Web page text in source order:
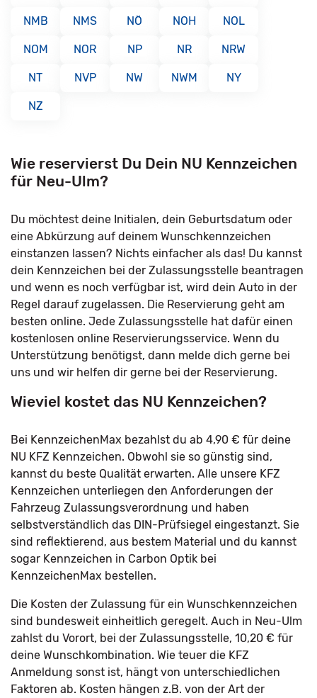
NMB NMS NÖ NOH NOL
NOM NOR NP NR NRW
NT NVP NW NWM NY
NZ
Wie reservierst Du Dein NU Kennzeichen
für Neu-Ulm?
Du möchtest deine Initialen, dein Geburtsdatum oder
eine Abkürzung auf deinem Wunschkennzeichen
einstanzen lassen? Nichts einfacher als das! Du kannst
dein Kennzeichen bei der Zulassungsstelle beantragen
und wenn es noch verfügbar ist, wird dein Auto in der
Regel darauf zugelassen. Die Reservierung geht am
besten online. Jede Zulassungsstelle hat dafür einen
kostenlosen online Reservierungsservice. Wenn du
Unterstützung benötigst, dann melde dich gerne bei
uns und wir helfen dir gerne bei der Reservierung.
Wieviel kostet das NU Kennzeichen?
Bei KennzeichenMax bezahlst du ab 4,90 € für deine
NU KFZ Kennzeichen. Obwohl sie so günstig sind,
kannst du beste Qualität erwarten. Alle unsere KFZ
Kennzeichen unterliegen den Anforderungen der
Fahrzeug Zulassungsverordnung und haben
selbstverständlich das DIN-Prüfsiegel eingestanzt. Sie
sind reflektierend, aus bestem Material und du kannst
sogar Kennzeichen in Carbon Optik bei
KennzeichenMax bestellen.
Die Kosten der Zulassung für ein Wunschkennzeichen
sind bundesweit einheitlich geregelt. Auch in Neu-Ulm
zahlst du Vorort, bei der Zulassungsstelle, 10,20 € für
deine Wunschkombination. Wie teuer die KFZ
Anmeldung sonst ist, hängt von unterschiedlichen
Faktoren ab. Kosten hängen z.B. von der Art der